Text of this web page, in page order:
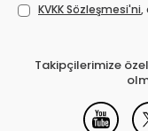
KVKK Sözleşmesi'ni,
Takipçilerimize